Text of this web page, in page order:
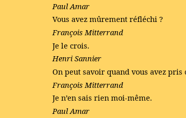
Paul Amar
Vous avez mûrement réfléchi ?
François Mitterrand
Je le crois.
Henri Sannier
On peut savoir quand vous avez pris
François Mitterrand
Je n’en sais rien moi-même.
Paul Amar